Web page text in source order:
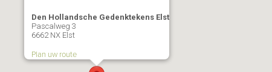
Den Hollandsche Gedenktekens Elst
Pascalweg 3
6662 NX Elst
Plan uw route